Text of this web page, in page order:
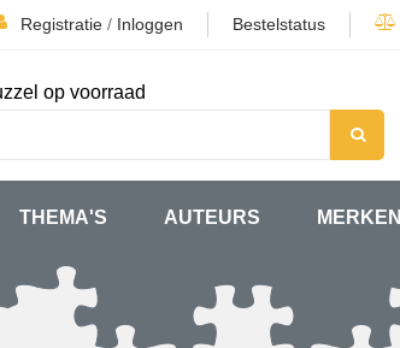
Registratie / Inloggen Bestelstatus
op voorraad
THEMA'S AUTEURS MERKEN